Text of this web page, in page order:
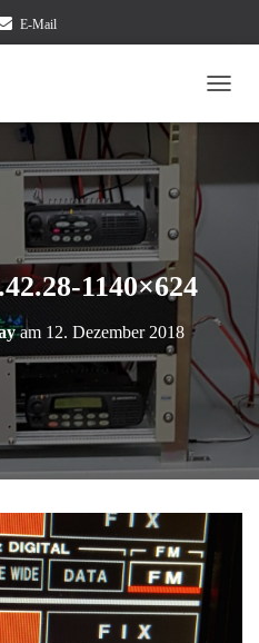
E-Mail
1140×624
am 12. Dezember 2018